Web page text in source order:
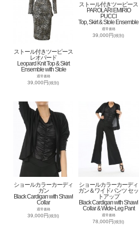
ストール付きツーピース
レオパード
Leopard Knit Top & Skirt
Ensemble with Stole
通常価格
39,000円(税別)
ストール付きツーピース
PAROLARI EMIRIO
PUCCI
Top, Skirt & Stole Ensemble
通常価格
39,000円(税別)
ショールカラーカーディ
ガン
Black Cardigan with Shawl
Collar
通常価格
39,000円(税別)
ショールカラーカーディ
ガン＆ワイドパンツ セッ
トアップ
Black Cardigan with Shawl
Collar & Wide-Leg Pant
通常価格
78,000円(税別)